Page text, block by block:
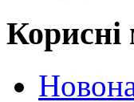
Корисні